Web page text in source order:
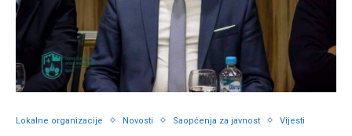
Lokalne organizacije Novosti Saopćenja za javnost Vijesti